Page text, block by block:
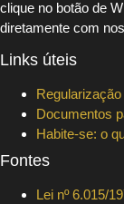
clique no botão de
diretamente com
Links úteis
Documentos
Habite-se: o
Fontes
Lei nº 6.015/